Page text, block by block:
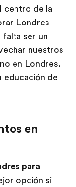
centro de la
Londres
falta ser un
nuestros
en Londres.
educación de
en
para
opción si